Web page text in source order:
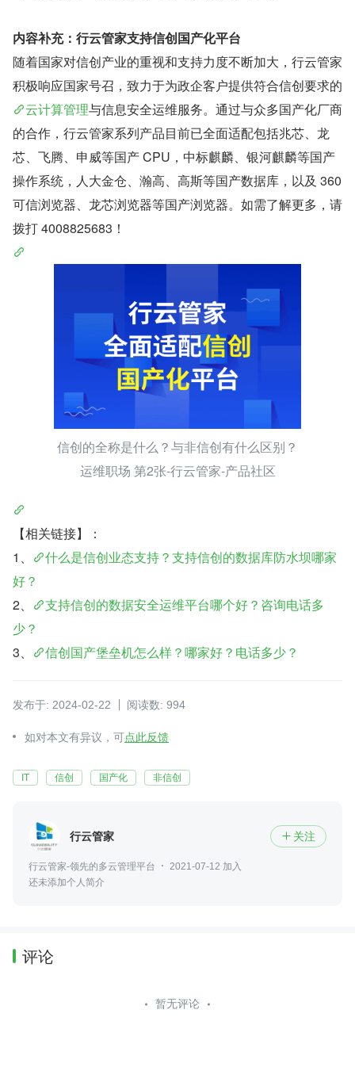
内容补充：行云管家支持信创国产化平台
随着国家对信创产业的重视和支持力度不断加大，行云管家
积极响应国家号召，致力于为政企客户提供符合信创要求的
云计算管理与信息安全运维服务。通过与众多国产化厂商
的合作，行云管家系列产品目前已全面适配包括兆芯、龙
芯、飞腾、申威等国产 CPU，中标麒麟、银河麒麟等国产
操作系统，人大金仓、瀚高、高斯等国产数据库，以及 360
可信浏览器、龙芯浏览器等国产浏览器。如需了解更多，请
拨打 4008825683！
信创的全称是什么？与非信创有什么区别？
运维职场 第2张-行云管家-产品社区
【相关链接】：
1、
什么是信创业态支持？支持信创的数据库防水坝哪家
好？
2、
支持信创的数据安全运维平台哪个好？咨询电话多
少？
3、
信创国产堡垒机怎么样？哪家好？电话多少？
发布于: 2024-02-22 阅读数: 994
如对本文有异议，可点此反馈
IT 信创 国产化 非信创
行云管家  关注
行云管家-领先的多云管理平台
2021-07-12 加入
还未添加个人简介
评论
暂无评论